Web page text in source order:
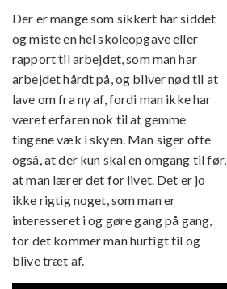
Der er mange som sikkert har siddet
og miste en hel skoleopgave eller
rapport til arbejdet, som man har
arbejdet hårdt på, og bliver nød til at
lave om fra ny af, fordi man ikke har
været erfaren nok til at gemme
tingene væk i skyen. Man siger ofte
også, at der kun skal en omgang til før,
at man lærer det for livet. Det er jo
ikke rigtig noget, som man er
interesseret i og gøre gang på gang,
for det kommer man hurtigt til og
blive træt af.